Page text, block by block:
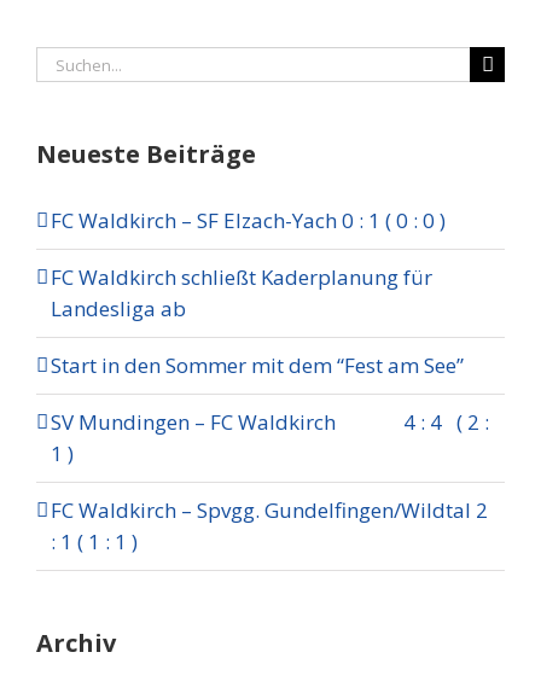
Suche
Neueste Beiträge
FC Waldkirch – SF Elzach-Yach 0 : 1 ( 0 : 0 )
FC Waldkirch schließt Kaderplanung für
Landesliga ab
Start in den Sommer mit dem “Fest am See”
SV Mundingen – FC Waldkirch 4 : 4 ( 2 :
1 )
FC Waldkirch – Spvgg. Gundelfingen/Wildtal 2
: 1 ( 1 : 1 )
Archiv